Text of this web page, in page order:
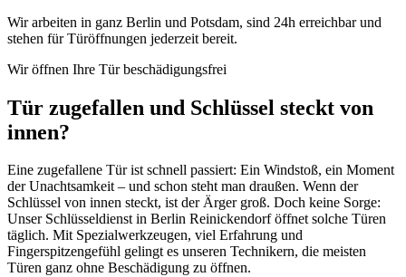
Wir arbeiten in ganz Berlin und Potsdam, sind 24h erreichbar und
stehen für Türöffnungen jederzeit bereit.
Wir öffnen Ihre Tür beschädigungsfrei
Tür zugefallen und Schlüssel steckt von
innen?
Eine zugefallene Tür ist schnell passiert: Ein Windstoß, ein Moment
der Unachtsamkeit – und schon steht man draußen. Wenn der
Schlüssel von innen steckt, ist der Ärger groß. Doch keine Sorge:
Unser Schlüsseldienst in Berlin Reinickendorf öffnet solche Türen
täglich. Mit Spezialwerkzeugen, viel Erfahrung und
Fingerspitzengefühl gelingt es unseren Technikern, die meisten
Türen ganz ohne Beschädigung zu öffnen.